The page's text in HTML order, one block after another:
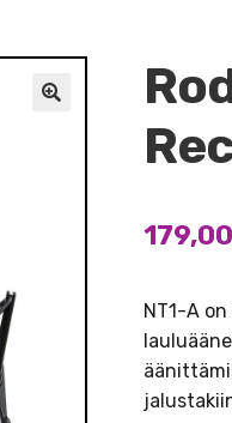
179,00
NT1-A